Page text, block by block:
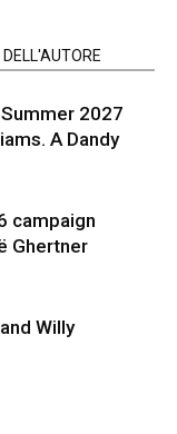
2027
A Dandy
campaign
Ghertner
Willy